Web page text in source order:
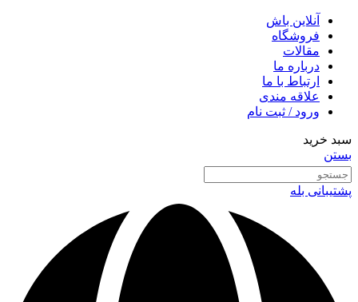
آنلاین باش
فروشگاه
مقالات
درباره ما
ارتباط با ما
علاقه مندی
ورود / ثبت نام
سبد خرید
بستن
پشتیبانی بله